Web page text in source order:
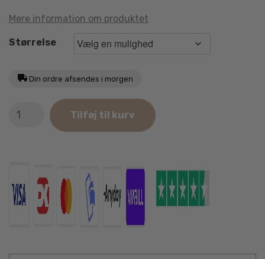
Mere information om produktet
Størrelse
Din ordre afsendes i morgen
Copenhagen
Tilføj til kurv